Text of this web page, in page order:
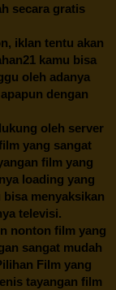
secara gratis
iklan tentu akan
kamu bisa
oleh adanya
dengan
oleh server
yang sangat
film yang
loading yang
menyaksikan
televisi.
nonton film yang
sangat mudah
Film yang
tayangan film